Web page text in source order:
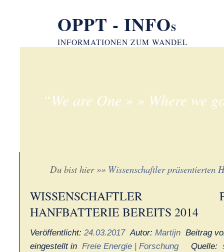
OPPT - INFOS
INFORMATIONEN ZUM WANDEL
“We are One » » Where we
Du bist hier »» Wissenschaftler präsentierten
WISSENSCHAFTLER
HANFBATTERIE BEREITS 2014
Veröffentlicht: 24.03.2017Autor: Martijn Beitrag
eingestellt in Freie Energie | ForschungQuelle: